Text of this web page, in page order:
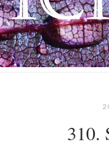
310.